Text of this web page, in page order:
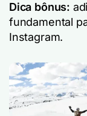
Dica bônus:
fundamental
Instagram.